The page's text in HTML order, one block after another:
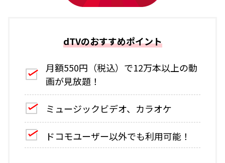
dTVのおすすめポイント
月額550円（税込）で12万本以上の動
画が見放題！
ミュージックビデオ、カラオケ
ドコモユーザー以外でも利用可能！